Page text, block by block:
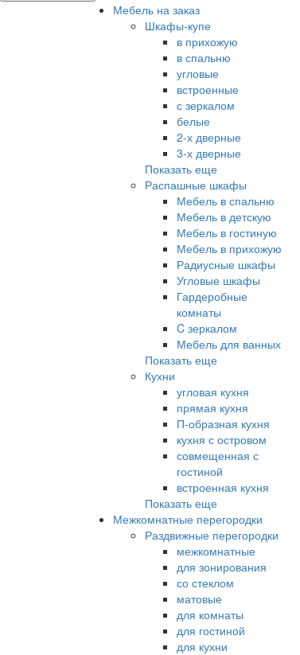
Мебель на заказ
Шкафы-купе
в прихожую
в спальню
угловые
встроенные
с зеркалом
белые
2-х дверные
3-х дверные
Показать еще
Распашные шкафы
Мебель в спальню
Мебель в детскую
Мебель в гостиную
Мебель в прихожую
Радиусные шкафы
Угловые шкафы
Гардеробные
комнаты
C зеркалом
Мебель для ванных
Показать еще
Кухни
угловая кухня
прямая кухня
П-образная кухня
кухня с островом
совмещенная с
гостиной
встроенная кухня
Показать еще
Межкомнатные перегородки
Раздвижные перегородки
межкомнатные
для зонирования
со стеклом
матовые
для комнаты
для гостиной
для кухни